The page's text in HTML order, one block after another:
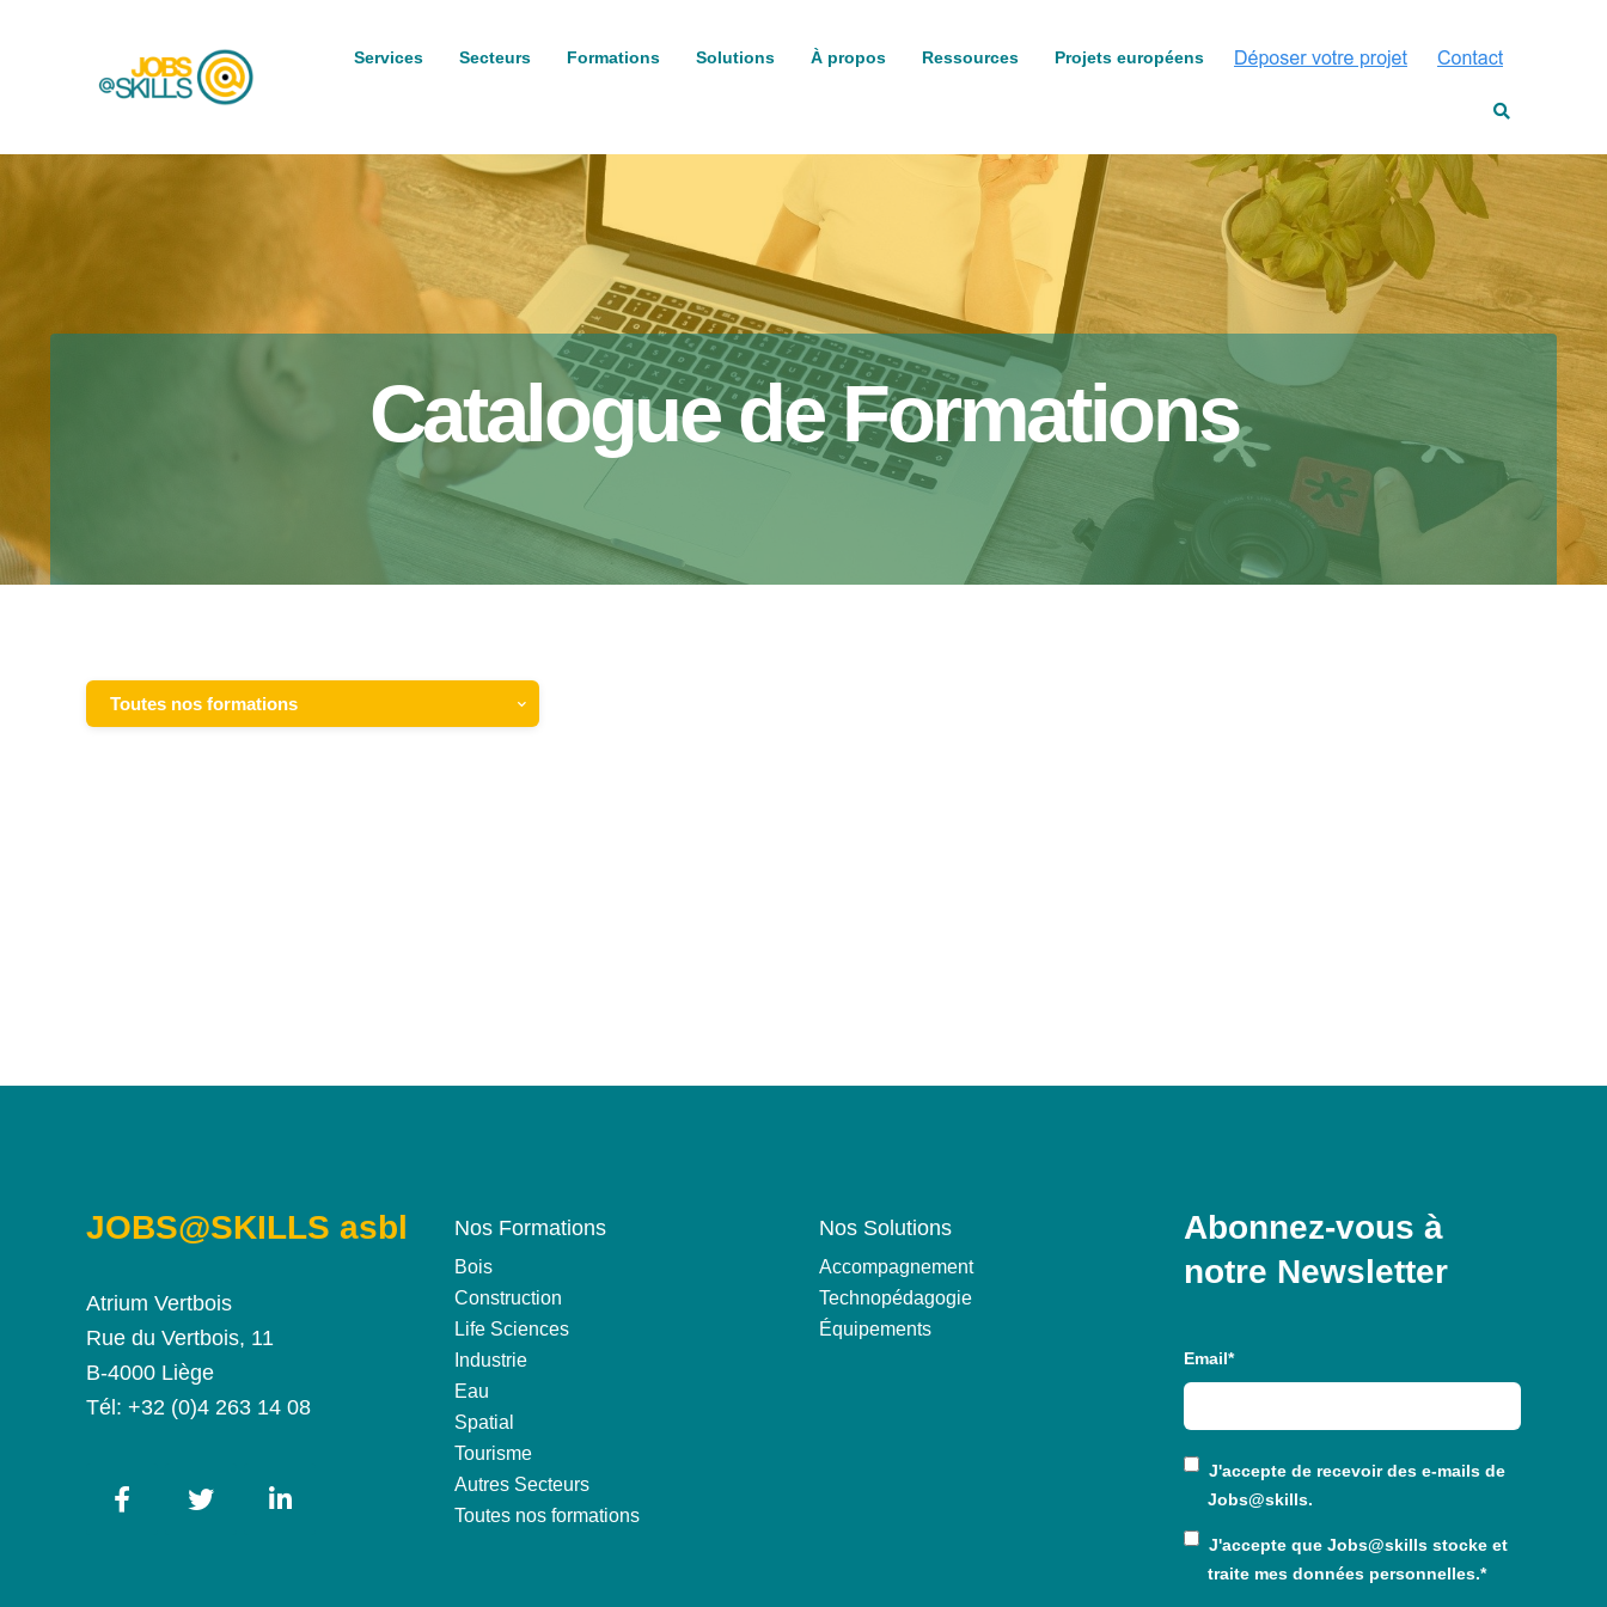
Services Secteurs Formations Solutions À propos Ressources Projets européens
Catalogue de Formations
Toutes nos formations
JOBS@SKILLS asbl
Atrium Vertbois
Rue du Vertbois, 11
B-4000 Liège
Tél: +32 (0)4 263 14 08
Nos Formations
Bois
Construction
Life Sciences
Industrie
Eau
Spatial
Tourisme
Autres Secteurs
Toutes nos formations
Nos Solutions
Accompagnement
Technopédagogie
Équipements
Abonnez-vous à
notre Newsletter
Email*
J'accepte de recevoir des e-mails de
Jobs@skills.
J'accepte que Jobs@skillsstocke et
traite mes données personnelles.*